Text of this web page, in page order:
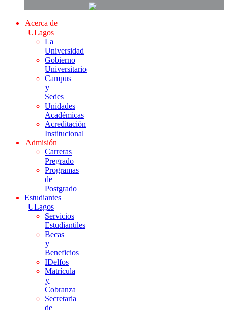
Acerca de
ULagos
La
Universidad
Gobierno
Universitario
Campus
y
Sedes
Unidades
Académicas
Acreditación
Institucional
Admisión
Carreras
Pregrado
Programas
de
Postgrado
Estudiantes
ULagos
Servicios
Estudiantiles
Becas
y
Beneficios
IDelfos
Matrícula
y
Cobranza
Secretaria
de